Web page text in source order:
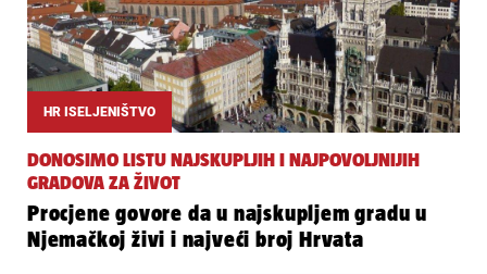
HR ISELJENIŠTVO
DONOSIMO LISTU NAJSKUPLJIH I NAJPOVOLJNIJIH
GRADOVA ZA ŽIVOT
Procjene govore da u najskupljem gradu u
Njemačkoj živi i najveći broj Hrvata